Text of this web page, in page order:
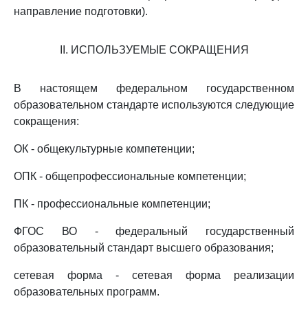
направление подготовки).
II. ИСПОЛЬЗУЕМЫЕ СОКРАЩЕНИЯ
В настоящем федеральном государственном
образовательном стандарте используются следующие
сокращения:
ОК - общекультурные компетенции;
ОПК - общепрофессиональные компетенции;
ПК - профессиональные компетенции;
ФГОС ВО - федеральный государственный
образовательный стандарт высшего образования;
сетевая форма - сетевая форма реализации
образовательных программ.